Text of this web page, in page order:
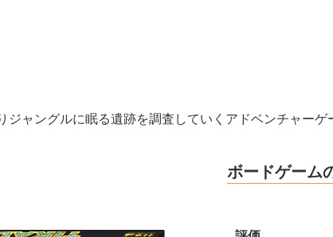
ジャングルに眠る遺跡を調査していくアドベンチャーゲ
ボードゲーム